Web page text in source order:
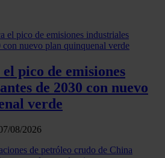
pico de emisiones
de 2030 con nuevo
verde
08/2026